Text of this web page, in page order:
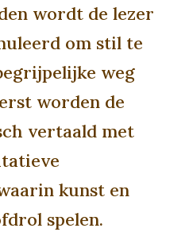
wordt de lezer
om stil te
weg
worden de
vertaald met
kunst en
spelen.